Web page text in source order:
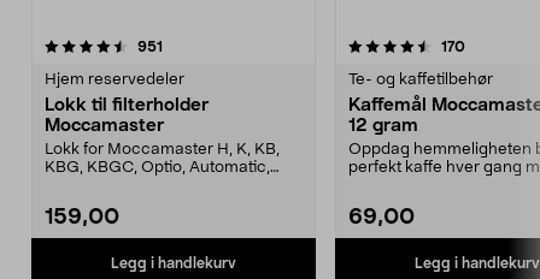
951
Hjem reservedeler
Lokk til filterholder
Moccamaster
Lokk for Moccamaster H, K, KB,
KBG, KBGC, Optio, Automatic,
159,00
Legg i handlekurv
4.5 av 5 stjerner 170
Te- og kaffetilbehør
Kaffemål
12 gram
Oppdag hemmeligheten
perfekt kaffe hver gang
69,00
Legg i handlekurv
4.5 av 5 stjerner